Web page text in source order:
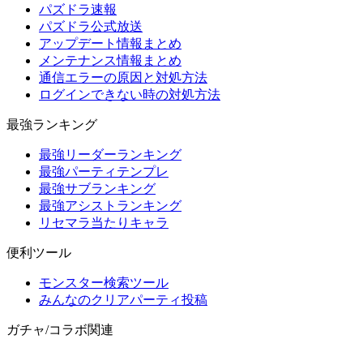
パズドラ速報
パズドラ公式放送
アップデート情報まとめ
メンテナンス情報まとめ
通信エラーの原因と対処方法
ログインできない時の対処方法
最強ランキング
最強リーダーランキング
最強パーティテンプレ
最強サブランキング
最強アシストランキング
リセマラ当たりキャラ
便利ツール
モンスター検索ツール
みんなのクリアパーティ投稿
ガチャ/コラボ関連